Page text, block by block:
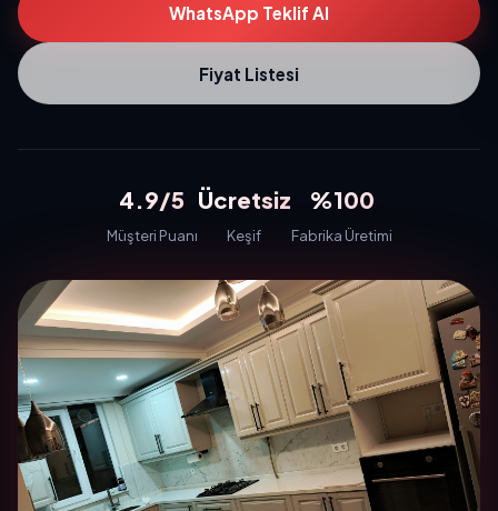
WhatsApp Teklif Al
Fiyat Listesi
4.9/5
Müşteri Puanı
Ücretsiz
Keşif
%100
Fabrika Üretimi